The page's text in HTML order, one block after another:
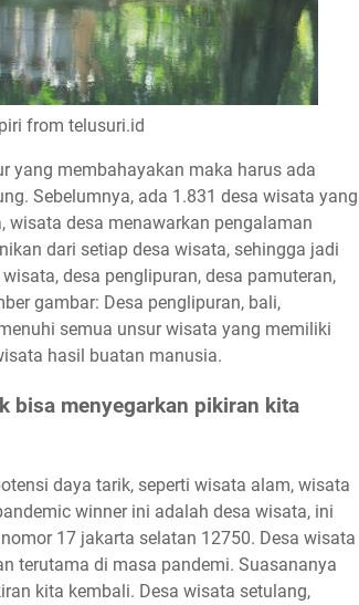
from telusuri.id
yang membahayakan maka harus ada
Sebelumnya, ada 1.831 desa wisata yang
wisata desa menawarkan pengalaman
dari setiap desa wisata, sehingga jadi
desa penglipuran, desa pamuteran,
gambar: Desa penglipuran, bali,
semua unsur wisata yang memiliki
hasil buatan manusia.
bisa menyegarkan pikiran kita
daya tarik, seperti wisata alam, wisata
winner ini adalah desa wisata, ini
17 jakarta selatan 12750. Desa wisata
terutama di masa pandemi. Suasananya
kita kembali. Desa wisata setulang,